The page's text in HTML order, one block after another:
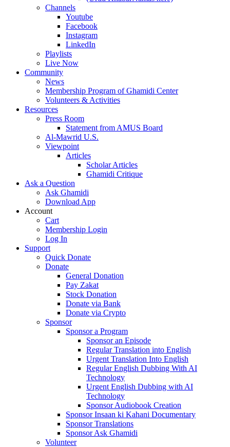
Channels
Youtube
Facebook
Instagram
LinkedIn
Playlists
Live Now
Community
News
Membership Program of Ghamidi Center
Volunteers & Activities
Resources
Press Room
Statement from AMUS Board
Al-Mawrid U.S.
Viewpoint
Articles
Scholar Articles
Ghamidi Critique
Ask a Question
Ask Ghamidi
Download App
Account
Cart
Membership Login
Log In
Support
Quick Donate
Donate
General Donation
Pay Zakat
Stock Donation
Donate via Bank
Donate via Crypto
Sponsor
Sponsor a Program
Sponsor an Episode
Regular Translation into English
Urgent Translation Into English
Regular English Dubbing With AI
Technology
Urgent English Dubbing with AI
Technology
Sponsor Audiobook Creation
Sponsor Insaan ki Kahani Documentary
Sponsor Translations
Sponsor Ask Ghamidi
Volunteer